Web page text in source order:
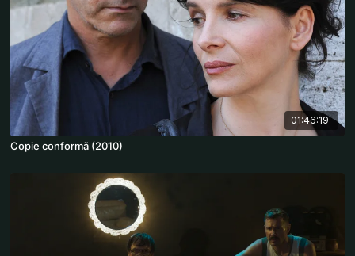
01:46:19
Copie conformă (2010)